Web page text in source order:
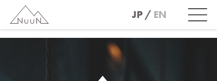
JP EN